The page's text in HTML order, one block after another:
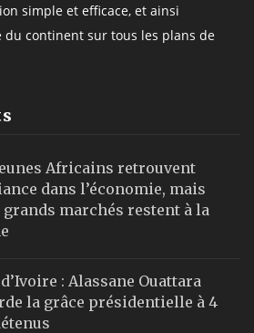
simple et efficace, et ainsi
continent sur tous les plans de
Africains retrouvent
dans l’économie, mais
marchés restent à la
: Alassane Ouattara
la grâce présidentielle à 4